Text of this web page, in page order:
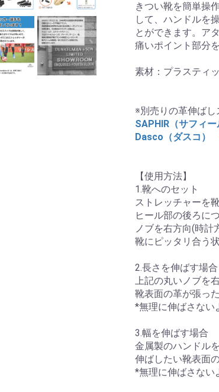
きつい靴を簡単操
して、ハンドルを
とができます。ア
痛いポイント部分
素材：プラスティ
※別売りの革伸ばし
SAPHIR（サフィ
Dasco（ダスコ）
【使用方法】
1.靴へのセット
ストレッチャーを
ヒール部の後ろに
ノブを右方向(時計
靴にピッタリ合う
2.長さを伸ばす場合
上記の丸いノブを
靴表面の革が張っ
*無理に伸ばさない
3.幅を伸ばす場合
金属製のハンドル
伸ばしたい靴表面
*無理に伸ばさない